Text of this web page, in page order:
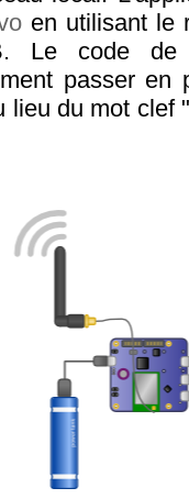
en utilisant le
Le code de
passer en
lieu du mot clef